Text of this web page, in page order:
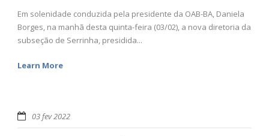
Em solenidade conduzida pela presidente da OAB-BA, Daniela
Borges, na manhã desta quinta-feira (03/02), a nova diretoria da
subseção de Serrinha, presidida...
Learn More
03 fev 2022